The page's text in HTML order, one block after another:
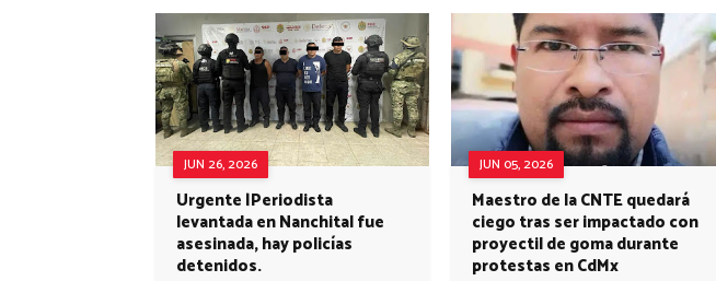
JUN 26, 2026
Urgente |Periodista
levantada en Nanchital fue
asesinada, hay policías
detenidos.
JUN 05, 2026
Maestro de la CNTE quedará
ciego tras ser impactado con
proyectil de goma durante
protestas en CdMx